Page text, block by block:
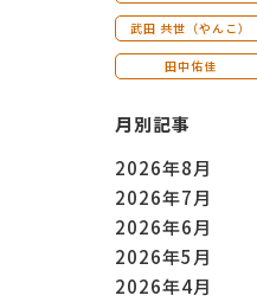
武田 共世（やんこ）
田中佑佳
月別記事
2026年8月
2026年7月
2026年6月
2026年5月
2026年4月